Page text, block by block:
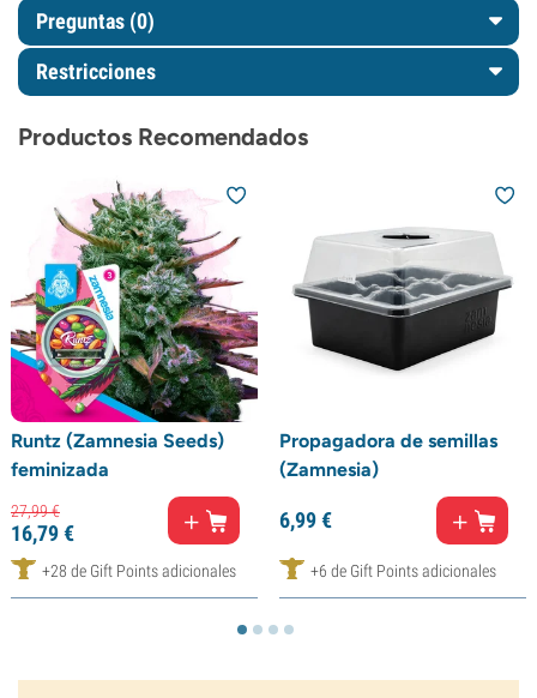
Preguntas (0)
Restricciones
Productos Recomendados
Runtz (Zamnesia Seeds)
feminizada
27,99€
16,79€
+28 de Gift Points adicionales
Propagadora de semillas
(Zamnesia)
6,99€
+6 de Gift Points adicionales